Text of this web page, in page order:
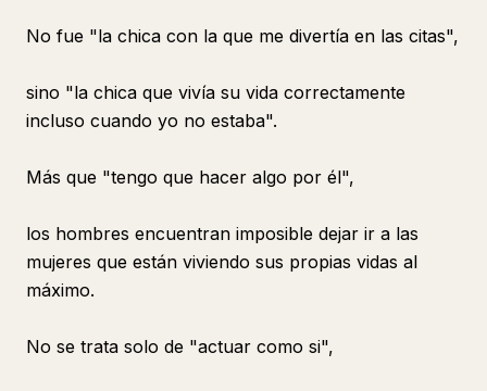
No fue "la chica con la que me divertía en las citas",
sino "la chica que vivía su vida correctamente
incluso cuando yo no estaba".
Más que "tengo que hacer algo por él",
los hombres encuentran imposible dejar ir a las
mujeres que están viviendo sus propias vidas al
máximo.
No se trata solo de "actuar como si",